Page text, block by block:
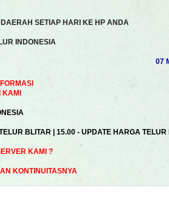
SETIAP HARI KE HP ANDA
INDONESIA
07
BLITAR | 15.00 - UPDATE HARGA TELUR
KAMI ?
KONTINUITASNYA